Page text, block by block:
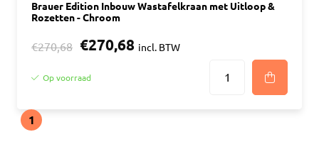
Brauer Edition Inbouw Wastafelkraan met Uitloop &
Rozetten - Chroom
€270,68 €270,68 incl. BTW
Op voorraad
1